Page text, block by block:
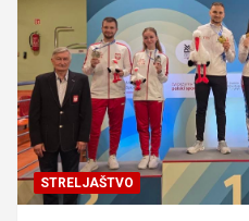
STRELJAŠTVO